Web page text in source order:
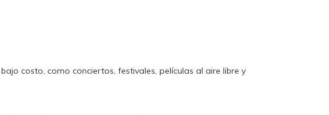
costo, como conciertos, festivales, películas al aire libre y